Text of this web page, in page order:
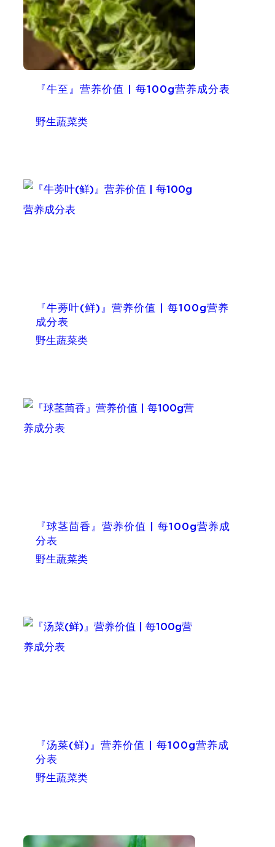
『牛至』营养价值 | 每100g营养成分表
野生蔬菜类
『牛蒡叶(鲜)』营养价值 | 每100g营养
成分表
野生蔬菜类
『球茎茴香』营养价值 | 每100g营养成
分表
野生蔬菜类
『汤菜(鲜)』营养价值 | 每100g营养成
分表
野生蔬菜类